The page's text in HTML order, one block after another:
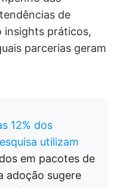
de
insights práticos,
parcerias geram
12% dos
utilizam
em pacotes de
adoção sugere